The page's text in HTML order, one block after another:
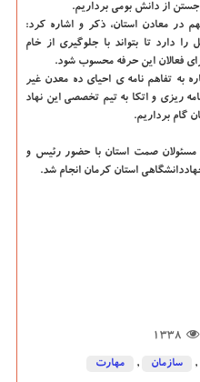
جستن از دانش بومی برداریم.
در معادن استان، ذکر و اشاره کرد:
دارد تا بتواند با جلوگیری از خام
فعالان این حرفه محسوب شود.
به تفاهم نامه ی احیای ده معدن غیر
ریزی و اتکا به تیم تخصصی این نهاد
گام برداریم.
صمت استان با حضور رئیس و
استان کرمان انجام شد.
1338
, سازمان , مهارت